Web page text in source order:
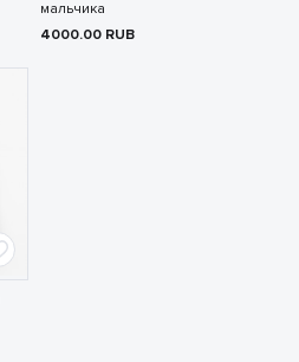
мальчика
4000.00 RUB